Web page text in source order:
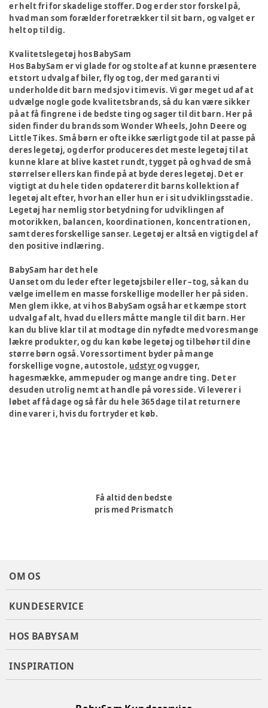
er helt fri for skadelige stoffer. Dog er der stor forskel på,
hvad man som forælder foretrækker til sit barn, og valget er
helt op til dig.
Kvalitetslegetøj hos BabySam
Hos BabySam er vi glade for og stolte af at kunne præsentere
et stort udvalg af biler, fly og tog, der med garanti vi
underholde dit barn med sjov i timevis. Vi gør meget ud af at
udvælge nogle gode kvalitetsbrands, så du kan være sikker
på at få fingrene i de bedste ting og sager til dit barn. Her på
siden finder du brands som Wonder Wheels, John Deere og
Little Tikes. Små børn er ofte ikke særligt gode til at passe på
deres legetøj, og derfor produceres det meste legetøj til at
kunne klare at blive kastet rundt, tygget på og hvad de små
størrelser ellers kan finde på at byde deres legetøj. Det er
vigtigt at du hele tiden opdaterer dit barns kollektion af
legetøj alt efter, hvor han eller hun er i sit udviklingsstadie.
Legetøj har nemlig stor betydning for udviklingen af
motorikken, balancen, koordinationen, koncentrationen,
samt deres forskellige sanser. Legetøj er altså en vigtig del af
den positive indlæring.
BabySam har det hele
Uanset om du leder efter legetøjsbiler eller –tog, så kan du
vælge imellem en masse forskellige modeller her på siden.
Men glem ikke, at vi hos BabySam også har et kæmpe stort
udvalg af alt, hvad du ellers måtte mangle til dit barn. Her
kan du blive klar til at modtage din nyfødte med vores mange
lækre produkter, og du kan købe legetøj og tilbehør til dine
større børn også. Vores sortiment byder på mange
forskellige vogne, autostole, udstyrog vugger,
hagesmække, ammepuder og mange andre ting. Det er
desuden utrolig nemt at handle på vores side. Vi leverer i
løbet af få dage og så får du hele 365 dage til at returnere
dine varer i, hvis du fortryder et køb.
Få altid den bedste
pris med Prismatch
OM OS
KUNDESERVICE
HOS BABYSAM
INSPIRATION